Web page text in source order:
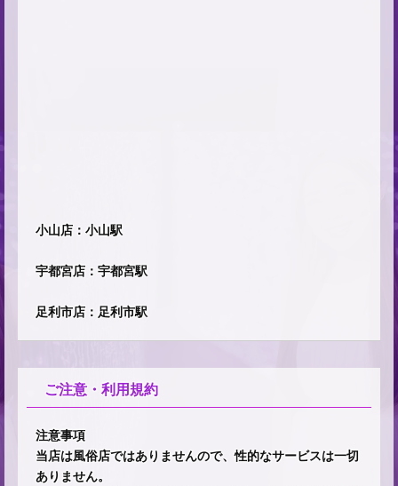
小山店：小山駅
宇都宮店：宇都宮駅
足利市店：足利市駅
ご注意・利用規約
注意事項
当店は風俗店ではありませんので、性的なサービスは一切
ありません。